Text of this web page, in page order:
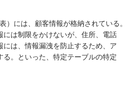
には、顧客情報が格納されている。
は制限をかけないが、住所、電話
は、情報漏洩を防止するため、ア
。といった、特定テーブルの特定